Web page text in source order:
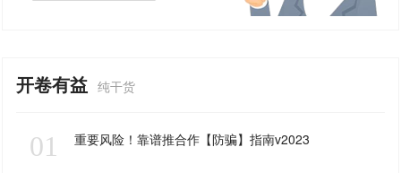
开卷有益 纯干货
01 重要风险！靠谱推合作【防骗】指南v2023